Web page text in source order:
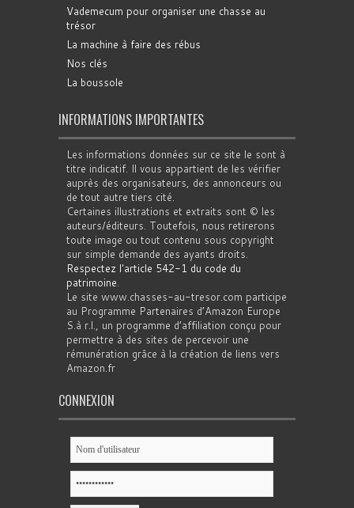
Vademecum pour organiser une chasse au
trésor
La machine à faire des rébus
Nos clés
La boussole
INFORMATIONS IMPORTANTES
Les informations données sur ce site le sont à
titre indicatif. Il vous appartient de les vérifier
auprès des organisateurs, des annonceurs ou
de tout autre tiers cité.
Certaines illustrations et extraits sont © les
auteurs/éditeurs. Toutefois, nous retirerons
toute image ou tout contenu sous copyright
sur simple demande des ayants droits.
Respectez l'article 542-1 du code du
patrimoine.
Le site www.chasses-au-tresor.com participe
au Programme Partenaires d’Amazon Europe
S.à r.l., un programme d’affiliation conçu pour
permettre à des sites de percevoir une
rémunération grâce à la création de liens vers
Amazon.fr
CONNEXION